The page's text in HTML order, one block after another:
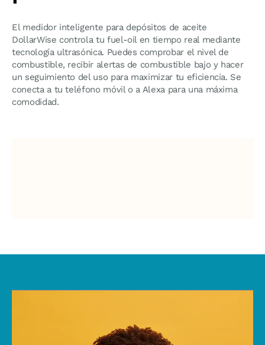
El medidor inteligente para depósitos de aceite
DollarWise controla tu fuel-oil en tiempo real mediante
tecnología ultrasónica. Puedes comprobar el nivel de
combustible, recibir alertas de combustible bajo y hacer
un seguimiento del uso para maximizar tu eficiencia. Se
conecta a tu teléfono móvil o a Alexa para una máxima
comodidad.